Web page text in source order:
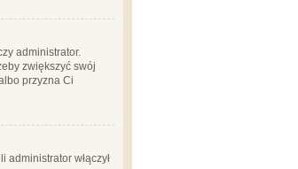
administrator.
zwiększyć swój
przyzna Ci
włączył